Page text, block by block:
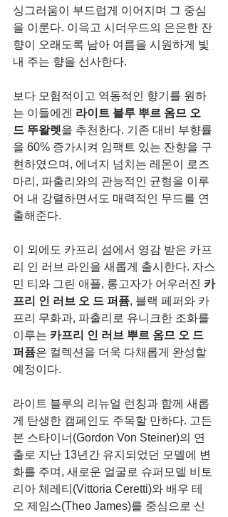
싱그러움이 부드럽게 이어지며 그 중심
을 이룬다. 이윽고 시더우드의 은은한 잔
향이 오래도록 남아 여름을 시원하게 빛
내 주는 향을 선사한다.
보다 모험적이고 역동적인 향기를 원하
는 이들에겐 라이트 블루 뿌르 옴므 오
드 뚜왈렛을 추천한다. 기존 대비
부향률
을 60% 증가시켜 임팩트 있는 잔향을 구
현하였으며, 에너지 넘치는 레몬이 로즈
마리, 파출리와의 관능적인 균형을 이루
어 내 강렬하면서도 매력적인 무드를 연
출해준다.
이 외에도 카프리 섬에서 영감 받은 카프
리 인 러브 라인을 새롭게 출시한다. 자스
민 티와 그린 애플, 롱고자가 어우러진 카
프리 인 러브 오 드 퍼퓸, 블랙 페퍼와 카
프리 무화과, 파출리로 유니크한 조화를
이루는 카프리 인 러브 뿌르 옴므 오 드
퍼퓸은 컬렉션을 더욱 다채롭게 완성할
예정이다.
라이트 블루의 리뉴얼 런칭과 함께 새롭
게 탄생한 캠페인도 주목할 만하다. 고든
본 스타이너(Gordon Von Steiner)의 연
출로 지난 13년간 유지되었던 모델에 변
화를 주며, 새로운 얼굴로 슈퍼모델 비토
리아 체레티(Vittoria Ceretti)와 배우 테
오 제임스(Theo James)를 중심으로 신